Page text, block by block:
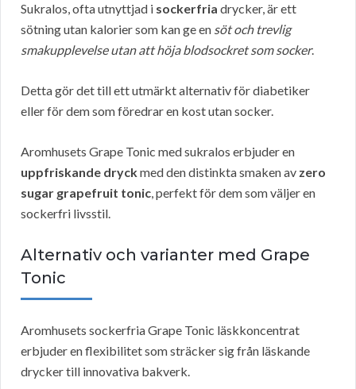
Sukralos, ofta utnyttjad i sockerfria drycker, är ett
sötning utan kalorier som kan ge en söt och trevlig
smakupplevelse utan att höja blodsockret som socker.
Detta gör det till ett utmärkt alternativ för diabetiker
eller för dem som föredrar en kost utan socker.
Aromhusets Grape Tonic med sukralos erbjuder en
uppfriskande dryckmed den distinkta smaken av zero
sugar grapefruit tonic, perfekt för dem som väljer en
sockerfri livsstil.
Alternativ och varianter med Grape
Tonic
Aromhusets sockerfria Grape Tonic läskkoncentrat
erbjuder en flexibilitet som sträcker sig från läskande
drycker till innovativa bakverk.